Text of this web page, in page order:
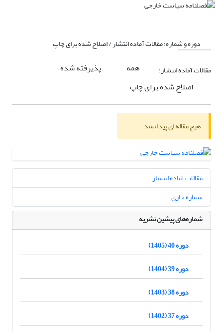
دوره و شماره:مقالات آماده انتشار / اصلاح شده برای چاپ
مقالات آماده انتشار:
همه
پذیرفته شده
اصلاح شده برای چاپ
هیچ مقاله ای پیدا نشد.
مقالات آماده انتشار
شماره جاری
شماره‌های پیشین نشریه
دوره 40 (1405)
دوره 39 (1404)
دوره 38 (1403)
دوره 37 (1402)